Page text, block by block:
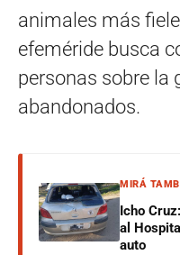
animales más
efeméride busca
personas sobre la
abandonados.
MIRÁ
Icho
al
auto